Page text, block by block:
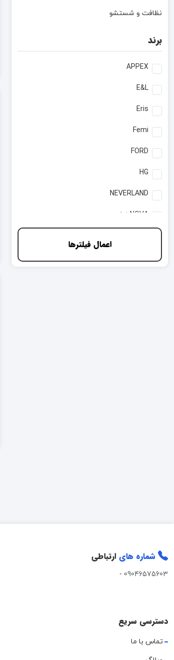
نظافت و شستشو
برند
APPEX
E&L
Eris
Femi
FORD
HG
NEVERLAND
NOVA نوا
تیوان TIVAN
جی تک JtECH
دی سی ای DCA
دینگی DINGQI
اعمال فیلترها
شماره های ارتباطی
09046575603
-
دسترسی سریع
تماس با ما